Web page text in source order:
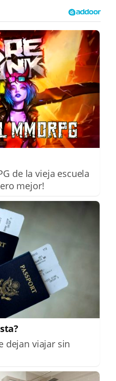
de la vieja escuela
mejor!
dejan viajar sin